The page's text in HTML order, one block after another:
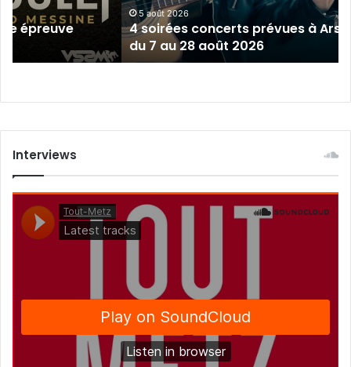
Moselle
au
5 août 2026
4 soirées concerts prévues à Ars-sur-
du 7 au 28 août 2026
Interviews